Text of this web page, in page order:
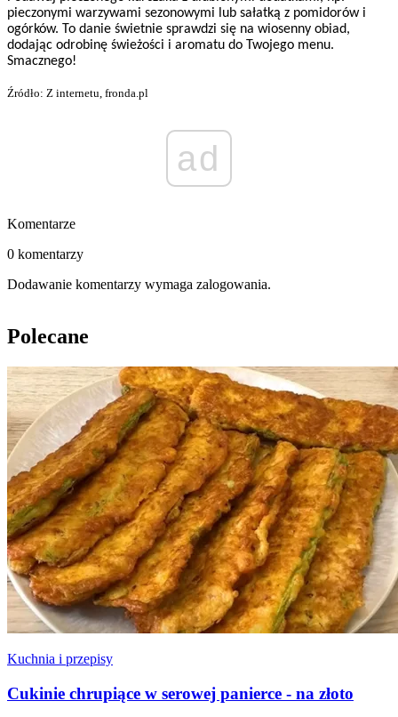
pieczonymi warzywami sezonowymi lub sałatką z pomidorów i
ogórków. To danie świetnie sprawdzi się na wiosenny obiad,
dodając odrobinę świeżości i aromatu do Twojego menu.
Smacznego!
Źródło: Z internetu, fronda.pl
ad
Komentarze
0 komentarzy
Dodawanie komentarzy wymaga zalogowania.
Polecane
Kuchnia i przepisy
Cukinie chrupiące w serowej panierce - na złoto